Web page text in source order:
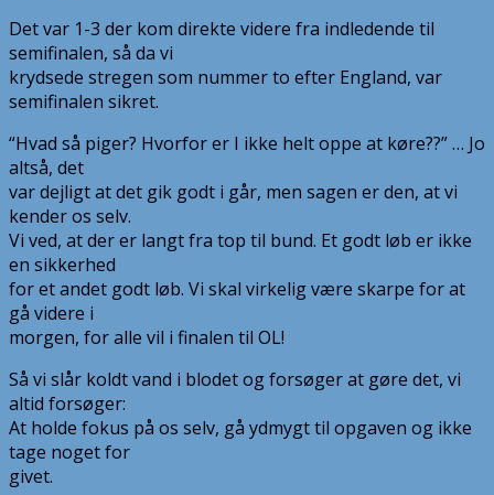
Det var 1-3 der kom direkte videre fra indledende til
semifinalen, så da vi
krydsede stregen som nummer to efter England, var
semifinalen sikret.
“Hvad så piger? Hvorfor er I ikke helt oppe at køre??” … Jo
altså, det
var dejligt at det gik godt i går, men sagen er den, at vi
kender os selv.
Vi ved, at der er langt fra top til bund. Et godt løb er ikke
en sikkerhed
for et andet godt løb. Vi skal virkelig være skarpe for at
gå videre i
morgen, for alle vil i finalen til OL!
Så vi slår koldt vand i blodet og forsøger at gøre det, vi
altid forsøger:
At holde fokus på os selv, gå ydmygt til opgaven og ikke
tage noget for
givet.